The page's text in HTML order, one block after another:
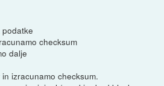
checksum
dalje
izracunamo checksum.